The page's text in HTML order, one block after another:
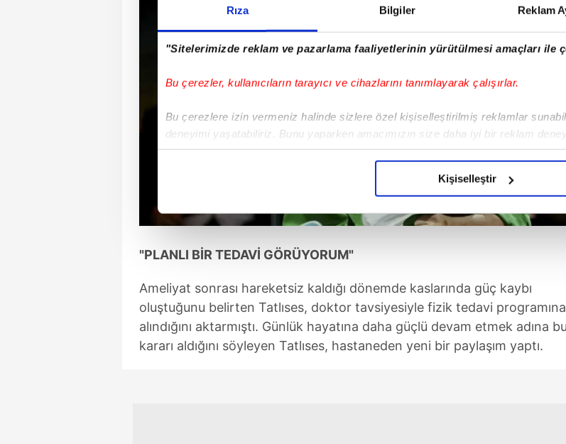
Rıza Bilgiler Reklam
"Sitelerimizde reklam ve pazarlama faaliyetlerinin yürütülmesi amaçları ile
Bu çerezler, kullanıcıların tarayıcı ve cihazlarını tanımlayarak çalışırlar.
Bu çerezlere izin vermeniz halinde sizlere özel kişiselleştirilmiş reklamlar
deneyimi yaşatabiliriz. Bunu yaparken amacımızın size daha iyi bir reklam
içerikleri sunabilmek adına elimizden gelen çabayı gösterdiğimizi ve bu
çerezler vasıtasıyla çeşitli kişisel verileriniz işlenmekte olup gerekli olan
reklam/pazarlama faaliyetlerinin yapılması, amaçlarıyla sınırlı olarak açık
Çerezlere ilişkin tercihlerinizi aşağıda yer alan panel vasıtasıyla
butonuna tıklayabilir,
Çerez Bilgilendirme Metnimiziziyaret edebilirsiniz.
Kişiselleştir
"PLANLI BİR TEDAVİ GÖRÜYORUM"
Ameliyat sonrası hareketsiz kaldığı dönemde kaslarında güç kaybı
oluştuğunu belirten Tatlıses, doktor tavsiyesiyle fizik tedavi programına
alındığını aktarmıştı. Günlük hayatına daha güçlü devam etmek adına bu
kararı aldığını söyleyen Tatlıses, hastaneden yeni bir paylaşım yaptı.